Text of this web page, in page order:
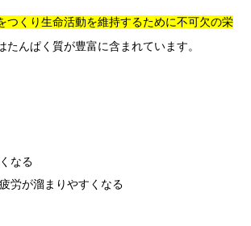
つくり生命活動を維持するために不可欠の栄
たんぱく質が豊富に含まれています。
なる
労が溜まりやすくなる